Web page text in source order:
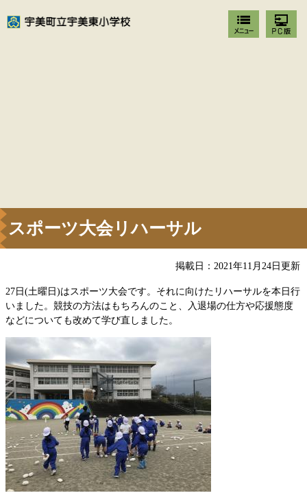
スポーツ大会リハーサル
掲載日：2021年11月24日更新
27日(土曜日)はスポーツ大会です。それに向けたリハーサルを本日行
いました。競技の方法はもちろんのこと、入退場の仕方や応援態度
などについても改めて学び直しました。